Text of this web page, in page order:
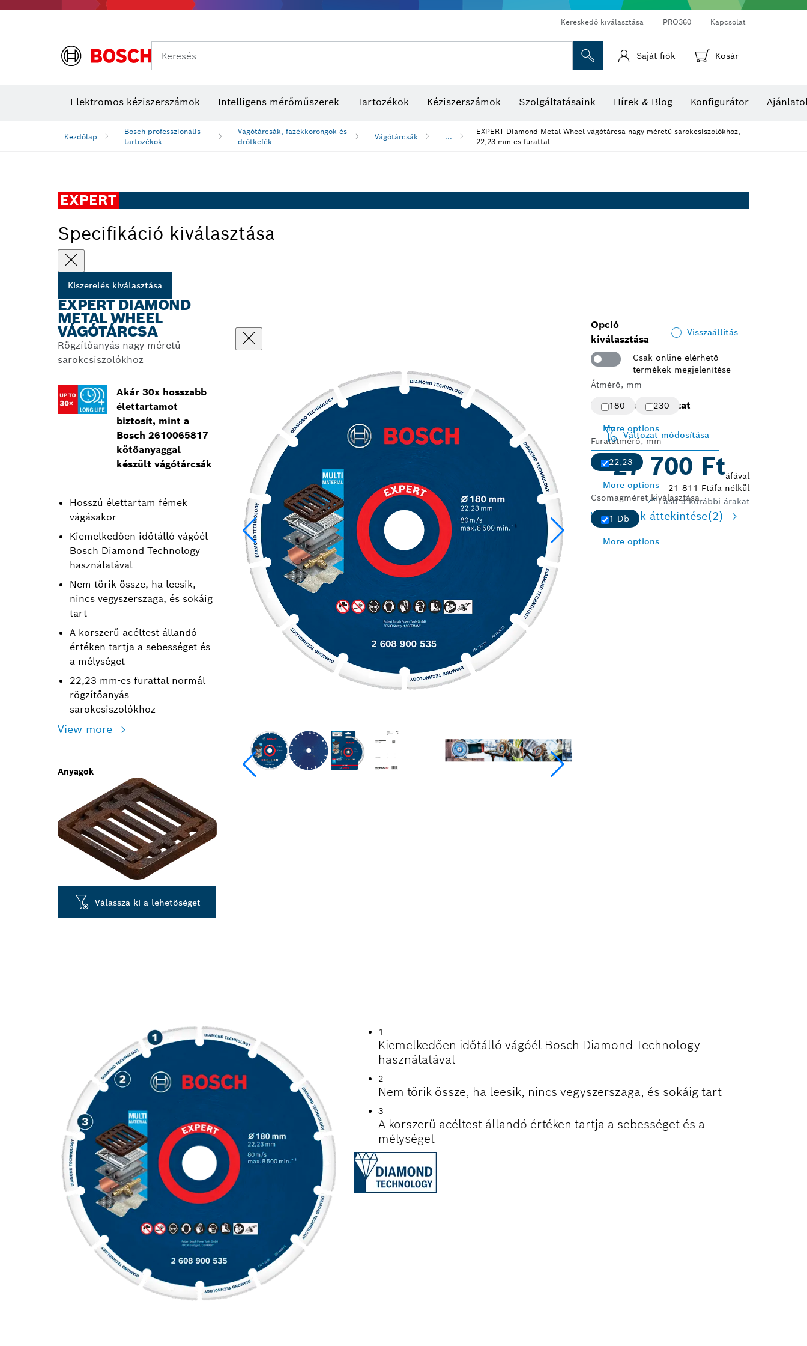
Kereskedő kiválasztása PRO360 Kapcsolat
Keresés Saját fiók Kosár
Elektromos kéziszerszámok Intelligens mérőműszerek Tartozékok Kéziszerszámok Szolgáltatásaink Hírek & Blog Konfigurátor
Kezdőlap
Bosch professzionális
tartozékok
Vágótárcsák, fazékkorongok és
drótkefék
Vágótárcsák ...
EXPERT Diamond Metal Wheel vágótárcsa nagy méretű sarokcsiszolókhoz,
22,23 mm-es furattal
EXPERT
Specifikáció kiválasztása
Kiszerelés kiválasztása
EXPERT DIAMOND
METAL WHEEL
VÁGÓTÁRCSA
Rögzítőanyás nagy méretű
sarokcsiszolókhoz
Akár 30x hosszabb
élettartamot
biztosít, mint a
Bosch 2610065817
kötőanyaggal
készült vágótárcsák
Hosszú élettartam fémek
vágásakor
Kiemelkedően időtálló vágóél
Bosch Diamond Technology
használatával
Nem törik össze, ha leesik,
nincs vegyszerszaga, és sokáig
tart
A korszerű acéltest állandó
értéken tartja a sebességet és
a mélységet
22,23 mm-es furattal normál
rögzítőanyás
sarokcsiszolókhoz
View more
Anyagok
Válassza ki a lehetőséget
Opció
kiválasztása
Visszaállítás
Csak online elérhető
termékek megjelenítése
Átmérő, mm
180
230
More options
Furatátmérő, mm
22,23
More options
Csomagméret kiválasztása
1 Db
More options
Kiválasztott változat
Változat módosítása
27 700 Ftáfával
21 811 Ftáfa nélkül
Lásd a korábbi árakat
Változatok áttekintése(2)
1
Kiemelkedően időtálló vágóél Bosch Diamond Technology
használatával
2
Nem törik össze, ha leesik, nincs vegyszerszaga, és sokáig tart
3
A korszerű acéltest állandó értéken tartja a sebességet és a
mélységet